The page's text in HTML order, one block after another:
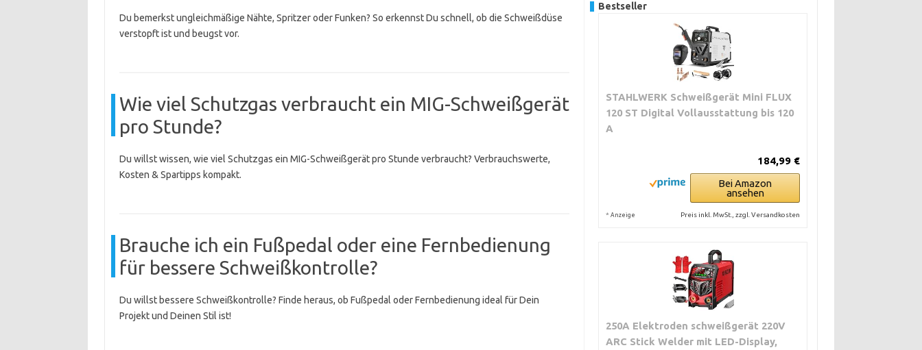
Du bemerkst ungleichmäßige Nähte, Spritzer oder Funken? So erkennst Du schnell, ob die Schweißdüse
verstopft ist und beugst vor.
Wie viel Schutzgas verbraucht ein MIG-Schweißgerät
pro Stunde?
Du willst wissen, wie viel Schutzgas ein MIG-Schweißgerät pro Stunde verbraucht? Verbrauchswerte,
Kosten & Spartipps kompakt.
Brauche ich ein Fußpedal oder eine Fernbedienung
für bessere Schweißkontrolle?
Du willst bessere Schweißkontrolle? Finde heraus, ob Fußpedal oder Fernbedienung ideal für Dein
Projekt und Deinen Stil ist!
Bestseller
STAHLWERK Schweißgerät Mini FLUX
120 ST Digital Vollausstattung bis 120
A
184,99 €
Bei Amazon
ansehen
* Anzeige Preis inkl. MwSt., zzgl. Versandkosten
250A Elektroden schweißgerät 220V
ARC Stick Welder mit LED-Display,